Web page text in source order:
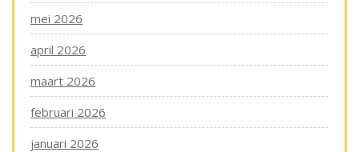
mei 2026
april 2026
maart 2026
februari 2026
januari 2026